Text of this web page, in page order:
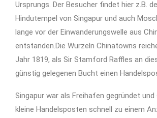
Ursprungs. Der Besucher findet hier z.B.
Hindutempel von Singapur und auch
lange vor der Einwanderungswelle aus
entstanden.Die Wurzeln Chinatowns
Jahr 1819, als Sir Stamford Raffles an
günstig gelegenen Bucht einen
Singapur war als Freihafen gegründet
kleine Handelsposten schnell zu einem